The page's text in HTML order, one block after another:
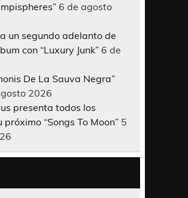
6 de agosto
un segundo adelanto de
con “Luxury Junk” 6 de
De La Sauva Negra”
2026
presenta todos los
“Songs To Moon” 5